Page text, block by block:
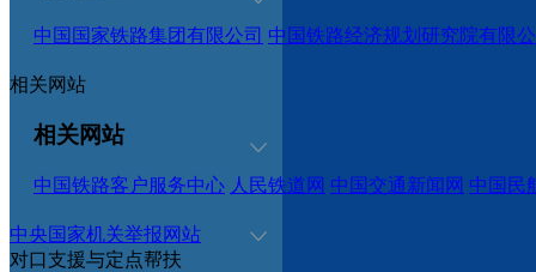
中国国家铁路集团有限公司 中国铁路经济规划研究院有限
相关网站
相关网站
中国铁路客户服务中心 人民铁道网 中国交通新闻网 中国民
中央国家机关举报网站
对口支援与定点帮扶